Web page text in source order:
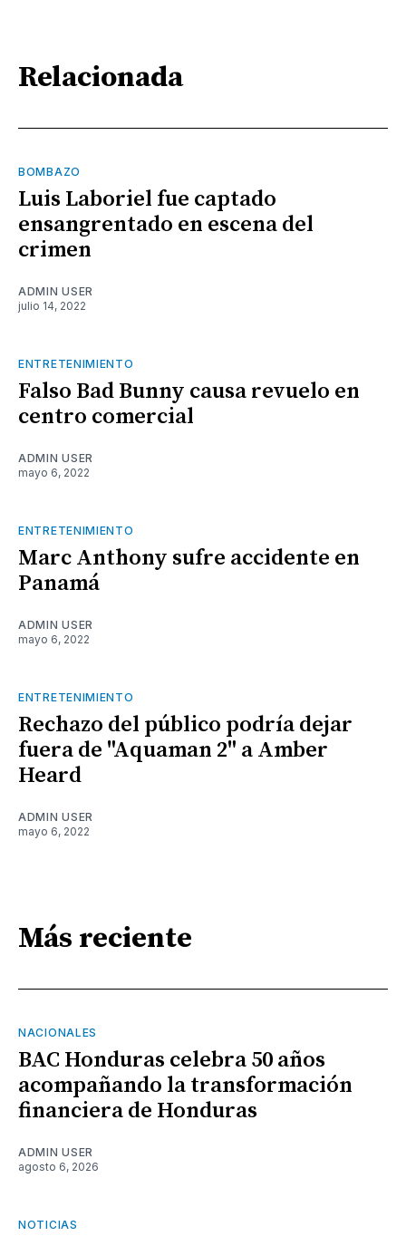
Relacionada
BOMBAZO
Luis Laboriel fue captado
ensangrentado en escena del
crimen
ADMIN USER
julio 14, 2022
ENTRETENIMIENTO
Falso Bad Bunny causa revuelo en
centro comercial
ADMIN USER
mayo 6, 2022
ENTRETENIMIENTO
Marc Anthony sufre accidente en
Panamá
ADMIN USER
mayo 6, 2022
ENTRETENIMIENTO
Rechazo del público podría dejar
fuera de "Aquaman 2" a Amber
Heard
ADMIN USER
mayo 6, 2022
Más reciente
NACIONALES
BAC Honduras celebra 50 años
acompañando la transformación
financiera de Honduras
ADMIN USER
agosto 6, 2026
NOTICIAS